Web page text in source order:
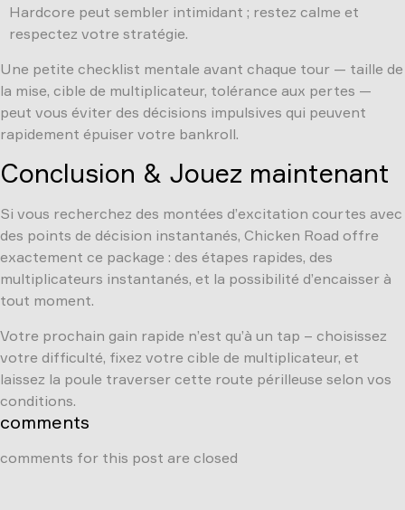
Hardcore peut sembler intimidant ; restez calme et
respectez votre stratégie.
Une petite checklist mentale avant chaque tour — taille de
la mise, cible de multiplicateur, tolérance aux pertes —
peut vous éviter des décisions impulsives qui peuvent
rapidement épuiser votre bankroll.
Conclusion & Jouez maintenant
Si vous recherchez des montées d’excitation courtes avec
des points de décision instantanés, Chicken Road offre
exactement ce package : des étapes rapides, des
multiplicateurs instantanés, et la possibilité d’encaisser à
tout moment.
Votre prochain gain rapide n’est qu’à un tap – choisissez
votre difficulté, fixez votre cible de multiplicateur, et
laissez la poule traverser cette route périlleuse selon vos
conditions.
comments
comments for this post are closed